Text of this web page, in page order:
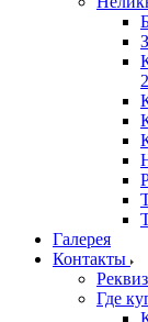
Галерея
Контакты
Где